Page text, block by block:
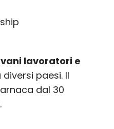
lavoratori e
paesi. Il
dal 30